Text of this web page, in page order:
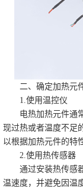
二、确定加热元
1.使用温控仪
电热加热元件通常
现过热或者温度不足
以根据加热元件的特
2.使用热传感器
通过安装热传感器
温速度，并避免因温